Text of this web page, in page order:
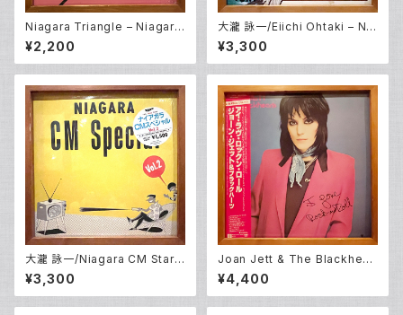
Niagara Triangle – Niagara
Triangle Vol.2 (LP)
¥2,200
大瀧 詠一/Eiichi Ohtaki – Nia
gara CM Special Vol. 1 (LP)
¥3,300
大瀧 詠一/Niagara CM Stars
– Niagara CM Special Vol.2
(LP)
¥3,300
Joan Jett & The Blackhear
ts – I Love Rock 'N Roll (L
P)
¥4,400